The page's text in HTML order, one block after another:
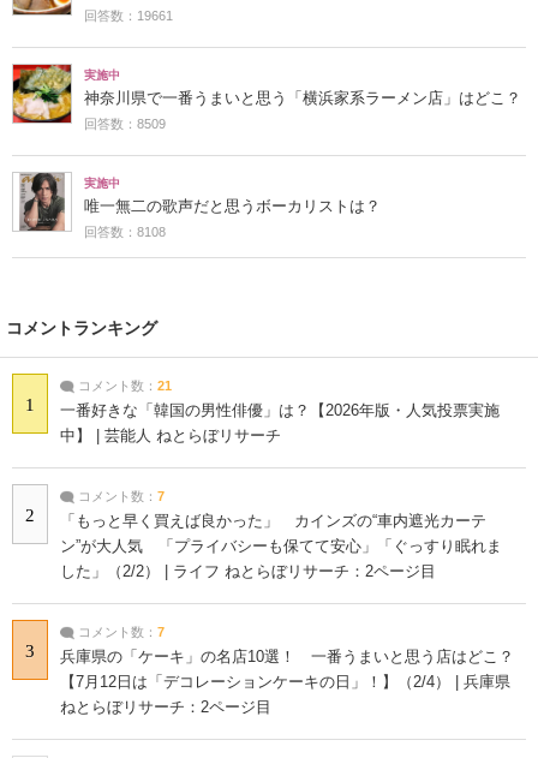
回答数：19661
実施中
神奈川県で一番うまいと思う「横浜家系ラーメン店」はどこ？
回答数：8509
実施中
唯一無二の歌声だと思うボーカリストは？
回答数：8108
コメントランキング
1
コメント数： 21
一番好きな「韓国の男性俳優」は？【2026年版・人気投票実施
中】 | 芸能人 ねとらぼリサーチ
2
コメント数： 7
「もっと早く買えば良かった」 カインズの“車内遮光カーテ
ン”が大人気 「プライバシーも保てて安心」「ぐっすり眠れま
した」（2/2） | ライフ ねとらぼリサーチ：2ページ目
3
コメント数： 7
兵庫県の「ケーキ」の名店10選！ 一番うまいと思う店はどこ？
【7月12日は「デコレーションケーキの日」！】（2/4） | 兵庫県
ねとらぼリサーチ：2ページ目